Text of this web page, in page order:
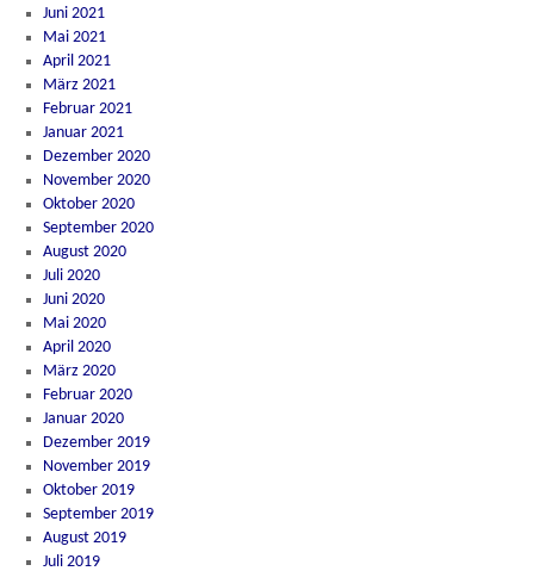
Juni 2021
Mai 2021
April 2021
März 2021
Februar 2021
Januar 2021
Dezember 2020
November 2020
Oktober 2020
September 2020
August 2020
Juli 2020
Juni 2020
Mai 2020
April 2020
März 2020
Februar 2020
Januar 2020
Dezember 2019
November 2019
Oktober 2019
September 2019
August 2019
Juli 2019